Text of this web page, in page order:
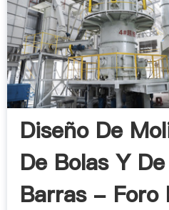
Diseño De
De Bolas Y De
Barras - Foro